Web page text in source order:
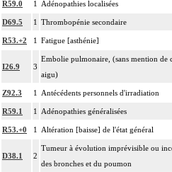
R59.0 1 Adénopathies localisées
D69.5 1 Thrombopénie secondaire
R53.+2 1 Fatigue [asthénie]
I26.9 3
Embolie pulmonaire, (sans mention de
aigu)
Z92.3 1 Antécédents personnels d'irradiation
R59.1 1 Adénopathies généralisées
R53.+0 1 Altération [baisse] de l'état général
D38.1 2
Tumeur à évolution imprévisible ou
des bronches et du poumon